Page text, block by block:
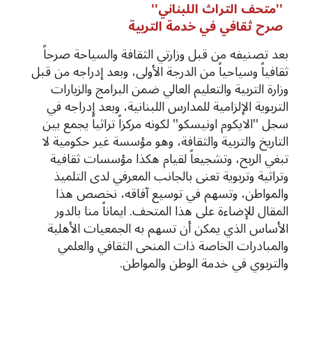
''متحف التراث اللبناني''
صرح ثقافي في خدمة التربية
بعد تصنيفه من قبل وزارتي الثقافة والسياحة صرحاً
ثقافياً وسياحياً من الدرجة الأولى، وبعد إدراجه من قبل
وزارة التربية والتعليم العالي ضمن البرامج والزيارات
التربوية الإلزامية للمدارس اللبنانية، وبعد إدراجه في
سجل ''الايكوم اونيسكو'' لكونه مركزاً تراثياً يجمع بين
التاريخ والتربية والثقافة، وهو مؤسسة غير حكومية لا
تبغي الربح، وتشجيعاً لقيام هكذا مؤسسات ثقافية
وتراثية وتربوية تعنى بالجانب المعرفي لدى التلميذ
والمواطن، وتسهم في توسيع آفاقه، نخصص هذا
المقال للإضاءة على هذا المتحف. ايماناً منا بالدور
الأساس الذي يمكن أن تسهم به الجمعيات الأهلية
والمبادرات الخاصة ذات المنحى الثقافي والعلمي
والتربوي في خدمة الوطن والمواطن.